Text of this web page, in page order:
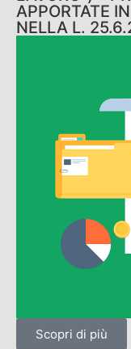
APPORTATE
NELLA L.
Scopri di più